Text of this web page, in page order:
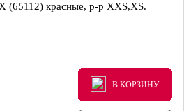
(65112) красные, р-р XXS,XS.
В КОРЗИНУ
В КОРЗИНУ
В КОРЗИНУ